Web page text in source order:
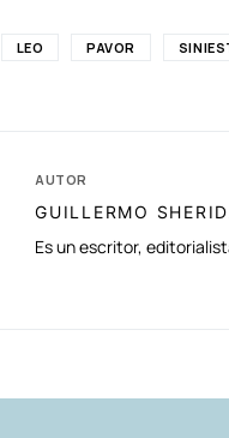
LEO PAVOR
AUTOR
GUILLERMO
Es un escritor,